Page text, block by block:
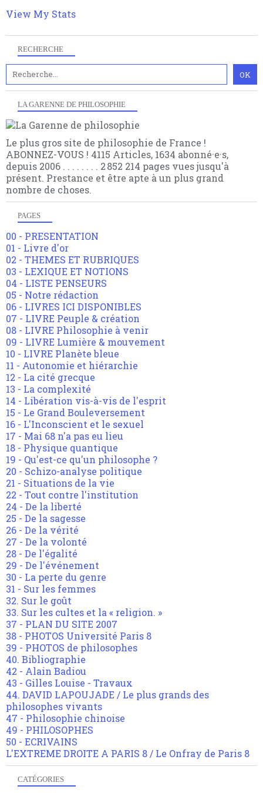
RECHERCHE
LA GARENNE DE PHILOSOPHIE
Le plus gros site de philosophie de France !
ABONNEZ-VOUS ! 4115 Articles, 1634 abonné·e·s,
depuis 2006 . . . . . . . . 2 852 214 pages vues jusqu'à
présent. Prestance et être apte à un plus grand
nombre de choses.
PAGES
00 - PRESENTATION
01 - Livre d'or
02 - THEMES ET RUBRIQUES
03 - LEXIQUE ET NOTIONS
04 - LISTE PENSEURS
05 - Notre rédaction
06 - LIVRES ICI DISPONIBLES
07 - LIVRE Peuple & création
08 - LIVRE Philosophie à venir
09 - LIVRE Lumière & mouvement
10 - LIVRE Planète bleue
11 - Autonomie et hiérarchie
12 - La cité grecque
13 - La complexité
14 - Libération vis-à-vis de l'esprit
15 - Le Grand Bouleversement
16 - L'Inconscient et le sexuel
17 - Mai 68 n'a pas eu lieu
18 - Physique quantique
19 - Qu'est-ce qu'un philosophe ?
20 - Schizo-analyse politique
21 - Situations de la vie
22 - Tout contre l'institution
24 - De la liberté
25 - De la sagesse
26 - De la vérité
27 - De la volonté
28 - De l'égalité
29 - De l'événement
30 - La perte du genre
31 - Sur les femmes
32. Sur le goût
33. Sur les cultes et la « religion. »
37 - PLAN DU SITE 2007
38 - PHOTOS Université Paris 8
39 - PHOTOS de philosophes
40. Bibliographie
42 - Alain Badiou
43 - Gilles Louise - Travaux
44. DAVID LAPOUJADE / Le plus grands des
philosophes vivants
47 - Philosophie chinoise
49 - PHILOSOPHES
50 - ECRIVAINS
L'EXTREME DROITE A PARIS 8 / Le Onfray de Paris 8
CATÉGORIES
choses.
View My Stats